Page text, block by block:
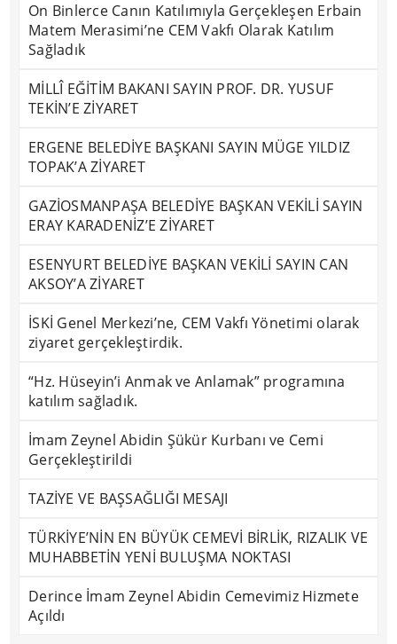
On Binlerce Canın Katılımıyla Gerçekleşen Erbain
Matem Merasimi’ne CEM Vakfı Olarak Katılım
Sağladık
MİLLÎ EĞİTİM BAKANI SAYIN PROF. DR. YUSUF
TEKİN’E ZİYARET
ERGENE BELEDİYE BAŞKANI SAYIN MÜGE YILDIZ
TOPAK’A ZİYARET
GAZİOSMANPAŞA BELEDİYE BAŞKAN VEKİLİ SAYIN
ERAY KARADENİZ’E ZİYARET
ESENYURT BELEDİYE BAŞKAN VEKİLİ SAYIN CAN
AKSOY’A ZİYARET
İSKİ Genel Merkezi’ne, CEM Vakfı Yönetimi olarak
ziyaret gerçekleştirdik.
“Hz. Hüseyin’i Anmak ve Anlamak” programına
katılım sağladık.
İmam Zeynel Abidin Şükür Kurbanı ve Cemi
Gerçekleştirildi
TAZİYE VE BAŞSAĞLIĞI MESAJI
TÜRKİYE’NİN EN BÜYÜK CEMEVİ BİRLİK, RIZALIK VE
MUHABBETİN YENİ BULUŞMA NOKTASI
Derince İmam Zeynel Abidin Cemevimiz Hizmete
Açıldı